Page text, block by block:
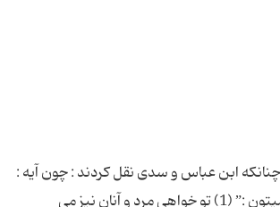
ابن عباس و سدى نقل کردند : چون آیه :
“ انك میت و انهم میتون :” (1) تو خواهى مرد و آنان نیز مى